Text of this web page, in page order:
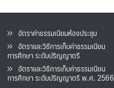
อัตราค่าธรรมเนียมห้องประชุม
อัตราและวิธีการเก็บค่าธรรมเนียน
การศึกษา ระดับปริญญาตรี
อัตราและวิธีการเก็บค่าธรรมเนียน
การศึกษา ระดับปริญญาตรี พ.ศ. 2566